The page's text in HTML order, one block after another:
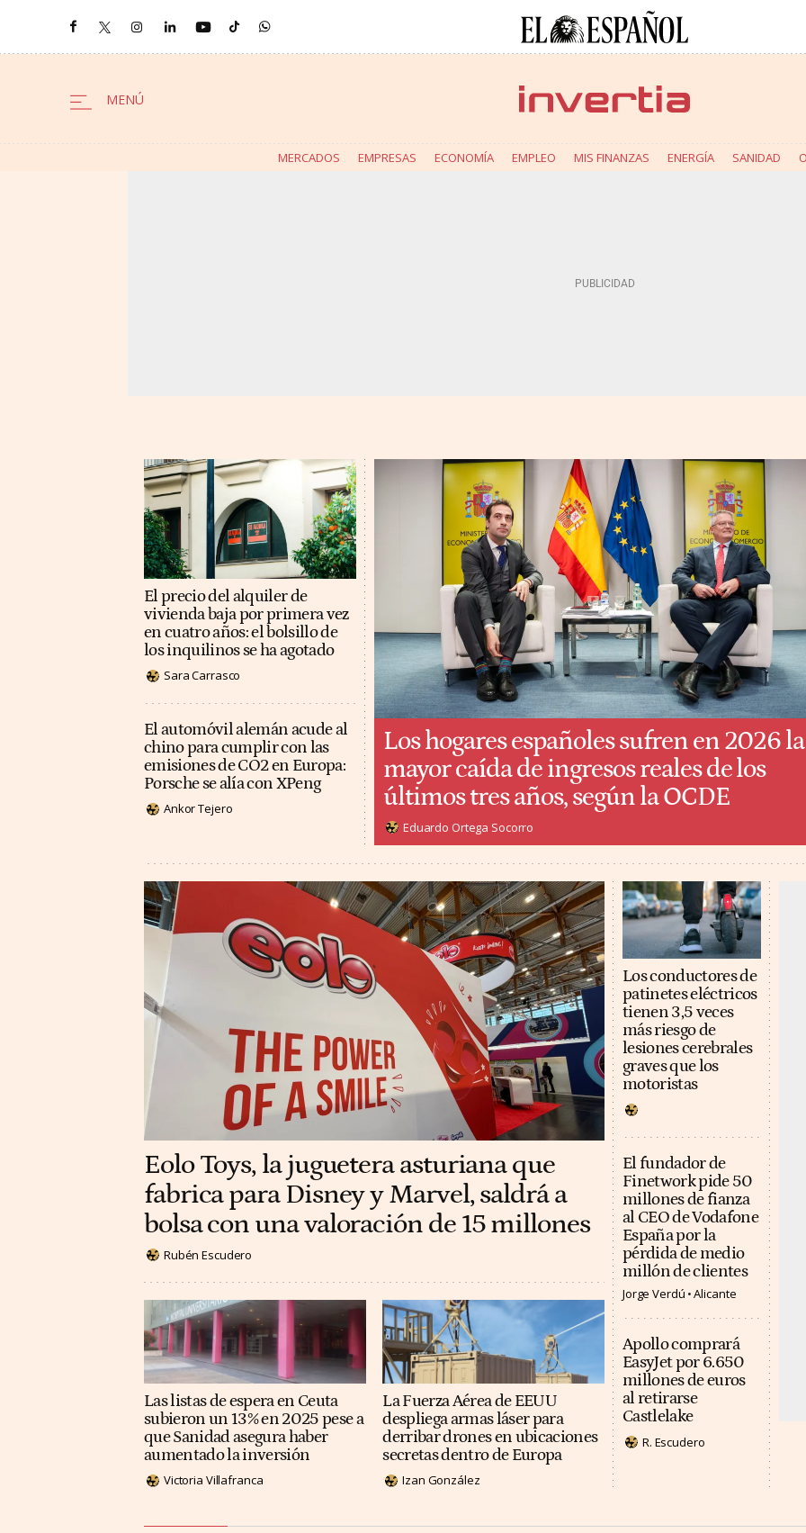
MERCADOS EMPRESAS ECONOMÍA EMPLEO MIS FINANZAS ENERGÍA SANIDAD
El precio del alquiler de
vivienda baja por primera vez
en cuatro años: el bolsillo de
los inquilinos se ha agotado
Sara Carrasco
El automóvil alemán acude al
chino para cumplir con las
emisiones de CO2 en Europa:
Porsche se alía con XPeng
Ankor Tejero
Los hogares españoles sufren en 2026 la
mayor caída de ingresos reales de los
últimos tres años, según la OCDE
Eduardo Ortega Socorro
Eolo Toys, la juguetera asturiana que
fabrica para Disney y Marvel, saldrá a
bolsa con una valoración de 15 millones
Rubén Escudero
Las listas de espera en Ceuta
subieron un 13% en 2025 pese a
que Sanidad asegura haber
aumentado la inversión
Victoria Villafranca
La Fuerza Aérea de EEUU
despliega armas láser para
derribar drones en ubicaciones
secretas dentro de Europa
Izan González
Los conductores de
patinetes eléctricos
tienen 3,5 veces
más riesgo de
lesiones cerebrales
graves que los
motoristas
El fundador de
Finetwork pide 50
millones de fianza
al CEO de Vodafone
España por la
pérdida de medio
millón de clientes
Jorge Verdú Alicante
Apollo comprará
EasyJet por 6.650
millones de euros
al retirarse
Castlelake
R. Escudero